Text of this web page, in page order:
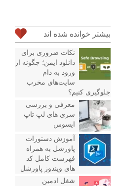
بیشتر خوانده شده اند
نکات ضروری برای
دانلود ایمن؛ چگونه از
ورود به دام
سایت‌های مخرب
جلوگیری کنیم؟
معرفی و بررسی
سری های لپ تاپ
ایسوس
آموزش دستورات
پاورشل به همراه
فهرست کامل کد
های ویندوز پاورشل
شغل ادمین